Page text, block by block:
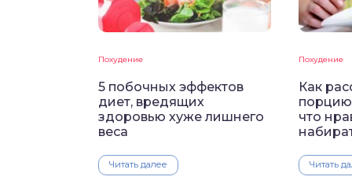
Похудение
5 побочных эффектов
диет, вредящих
здоровью хуже лишнего
веса
Читать далее
Похудение
Как
что
Читать